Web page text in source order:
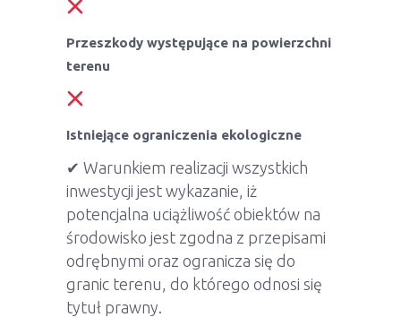
Przeszkody występujące na powierzchni
terenu
Istniejące ograniczenia ekologiczne
✔ Warunkiem realizacji wszystkich
inwestycji jest wykazanie, iż
potencjalna uciążliwość obiektów na
środowisko jest zgodna z przepisami
odrębnymi oraz ogranicza się do
granic terenu, do którego odnosi się
tytuł prawny.